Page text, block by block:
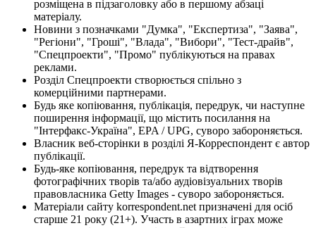
розміщена в підзаголовку або в першому абзаці
матеріалу.
Новини з позначками "Думка", "Експертиза", "Заява",
"Регіони", "Гроші", "Влада", "Вибори", "Тест-драйв",
"Спецпроекти", "Промо" публікуються на правах
реклами.
Розділ Спецпроекти створюється спільно з
комерційними партнерами.
Будь яке копіювання, публікація, передрук, чи наступне
поширення інформації, що містить посилання на
"Інтерфакс-Україна", EPA / UPG, суворо забороняється.
Власник веб-сторінки в розділі Я-Корреспондент є автор
публікації.
Будь-яке копіювання, передрук та відтворення
фотографічних творів та/або аудіовізуальних творів
правовласника Getty Images - суворо забороняється.
Матеріали сайту korrespondent.net призначені для осіб
старше 21 року (21+). Участь в азартних іграх може